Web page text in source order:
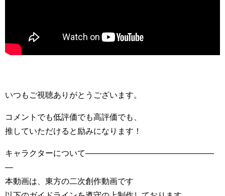
いつもご視聴ありがとうございます。
コメントでも低評価でも高評価でも、
推していただけると励みになります！
キャラクターについて――――――――――――――――
―
本動画は、東方の二次創作動画です